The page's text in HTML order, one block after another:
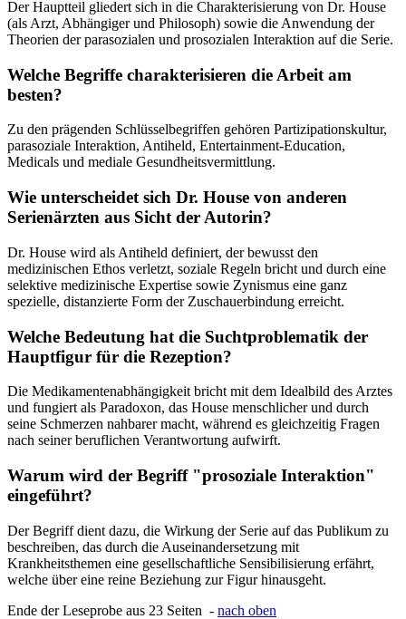
Der Hauptteil gliedert sich in die Charakterisierung von Dr. House
(als Arzt, Abhängiger und Philosoph) sowie die Anwendung der
Theorien der parasozialen und prosozialen Interaktion auf die Serie.
Welche Begriffe charakterisieren die Arbeit am
besten?
Zu den prägenden Schlüsselbegriffen gehören Partizipationskultur,
parasoziale Interaktion, Antiheld, Entertainment-Education,
Medicals und mediale Gesundheitsvermittlung.
Wie unterscheidet sich Dr. House von anderen
Serienärzten aus Sicht der Autorin?
Dr. House wird als Antiheld definiert, der bewusst den
medizinischen Ethos verletzt, soziale Regeln bricht und durch eine
selektive medizinische Expertise sowie Zynismus eine ganz
spezielle, distanzierte Form der Zuschauerbindung erreicht.
Welche Bedeutung hat die Suchtproblematik der
Hauptfigur für die Rezeption?
Die Medikamentenabhängigkeit bricht mit dem Idealbild des Arztes
und fungiert als Paradoxon, das House menschlicher und durch
seine Schmerzen nahbarer macht, während es gleichzeitig Fragen
nach seiner beruflichen Verantwortung aufwirft.
Warum wird der Begriff "prosoziale Interaktion"
eingeführt?
Der Begriff dient dazu, die Wirkung der Serie auf das Publikum zu
beschreiben, das durch die Auseinandersetzung mit
Krankheitsthemen eine gesellschaftliche Sensibilisierung erfährt,
welche über eine reine Beziehung zur Figur hinausgeht.
Ende der Leseprobe aus 23 Seiten - nach oben